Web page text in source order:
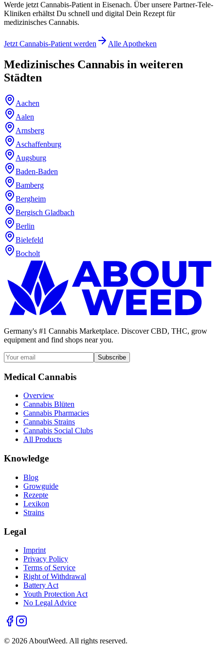
Werde jetzt Cannabis-Patient in Eisenach. Über unsere Partner-Tele-
Kliniken erhältst Du schnell und digital Dein Rezept für
medizinisches Cannabis.
Jetzt Cannabis-Patient werden Alle Apotheken
Medizinisches Cannabis in weiteren
Städten
Aachen
Aalen
Arnsberg
Aschaffenburg
Augsburg
Baden-Baden
Bamberg
Bergheim
Bergisch Gladbach
Berlin
Bielefeld
Bocholt
Germany's #1 Cannabis Marketplace. Discover CBD, THC, grow
equipment and find shops near you.
Subscribe
Medical Cannabis
Overview
Cannabis Blüten
Cannabis Pharmacies
Cannabis Strains
Cannabis Social Clubs
All Products
Knowledge
Blog
Growguide
Rezepte
Lexikon
Strains
Legal
Imprint
Privacy Policy
Terms of Service
Right of Withdrawal
Battery Act
Youth Protection Act
No Legal Advice
© 2026 AboutWeed. All rights reserved.